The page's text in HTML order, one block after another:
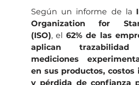
Según un informe de la
Organization for
(ISO), el 62% de las
aplican
mediciones
en sus productos, costos
y pérdida de confianza